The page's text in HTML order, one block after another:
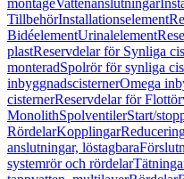
montageVattenanslutningar
TillbehörInstallationselement
BidéelementUrinalelement
plastReservdelar för Synliga
monteradSpolrör för synliga
inbyggnadscisternerOmega
cisternerReservdelar för
MonolithSpolventilerStart/
RördelarKopplingar
anslutningar, löstagbara
systemrör och rördelar